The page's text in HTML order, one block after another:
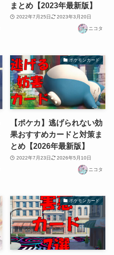
まとめ【2023年最新版】
2022年7月25日 2023年3月20日
ニコタ
ポケモンカード
【ポケカ】逃げられない効
果おすすめカードと対策ま
とめ【2026年最新版】
2022年7月23日 2026年5月10日
ニコタ
ポケモンカード